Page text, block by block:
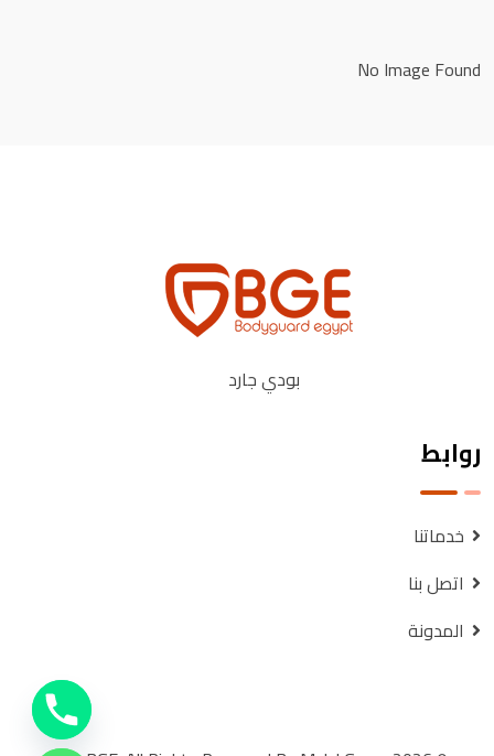
No Image Found
بودي جارد
روابط
خدماتنا
اتصل بنا
المدونة